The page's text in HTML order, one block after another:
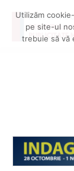
Utilizăm
pe site-ul
trebuie să vă